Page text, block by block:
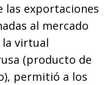
las exportaciones
al mercado
la virtual
(producto de
permitió a los